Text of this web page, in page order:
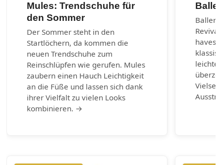
Mules: Trendschuhe für
den Sommer
Der Sommer steht in den
Startlöchern, da kommen die
neuen Trendschuhe zum
Reinschlüpfen wie gerufen. Mules
zaubern einen Hauch Leichtigkeit
an die Füße und lassen sich dank
ihrer Vielfalt zu vielen Looks
kombinieren. →
haves